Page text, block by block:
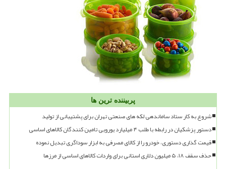
پربیننده ترین ها
شروع به کار ستاد ساماندهی لکه های صنعتی تهران برای پشتیبانی از تولید
دستور پزشکیان در رابطه با طلب ۴ میلیارد یورویی تامین کنندگان کالاهای اساسی
قیمت گذاری دستوری، خودرو را از کالای مصرفی به ابزار سوداگری تبدیل نموده
حذف سقف ۱۸، ۵ میلیون دلاری استانی برای واردات کالاهای اساسی از مرزها